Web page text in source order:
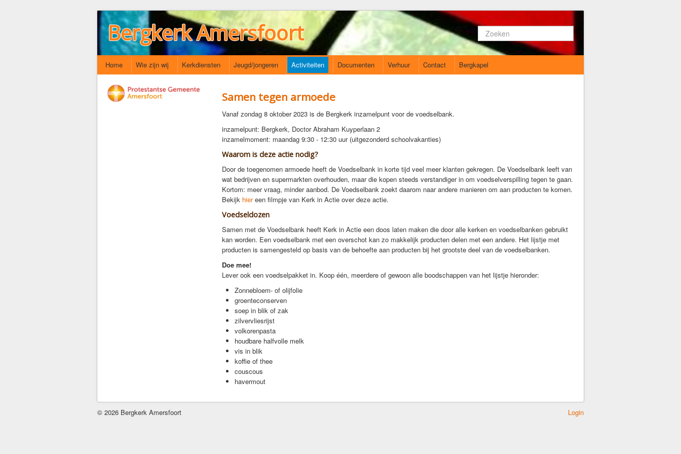
Bergkerk Amersfoort Zoeken...
Home Wie zijn wij Kerkdiensten Jeugd/jongeren Activiteiten Documenten Verhuur Contact Bergkapel
Samen tegen armoede
Vanaf zondag 8 oktober 2023 is de Bergkerk inzamelpunt voor de voedselbank.
inzamelpunt: Bergkerk, Doctor Abraham Kuyperlaan 2
inzamelmoment: maandag 9:30 - 12:30 uur (uitgezonderd schoolvakanties)
Waarom is deze actie nodig?
Door de toegenomen armoede heeft de Voedselbank in korte tijd veel meer klanten gekregen. De Voedselbank leeft van
wat bedrijven en supermarkten overhouden, maar die kopen steeds verstandiger in om voedselverspilling tegen te gaan.
Kortom: meer vraag, minder aanbod. De Voedselbank zoekt daarom naar andere manieren om aan producten te komen.
Bekijk hiereen filmpje van Kerk in Actie over deze actie.
Voedseldozen
Samen met de Voedselbank heeft Kerk in Actie een doos laten maken die door alle kerken en voedselbanken gebruikt
kan worden. Een voedselbank met een overschot kan zo makkelijk producten delen met een andere. Het lijstje met
producten is samengesteld op basis van de behoefte aan producten bij het grootste deel van de voedselbanken.
Doe mee!
Lever ook een voedselpakket in. Koop één, meerdere of gewoon alle boodschappen van het lijstje hieronder:
Zonnebloem- of olijfolie
groenteconserven
soep in blik of zak
zilvervliesrijst
volkorenpasta
houdbare halfvolle melk
vis in blik
koffie of thee
couscous
havermout
© 2026 Bergkerk Amersfoort Login